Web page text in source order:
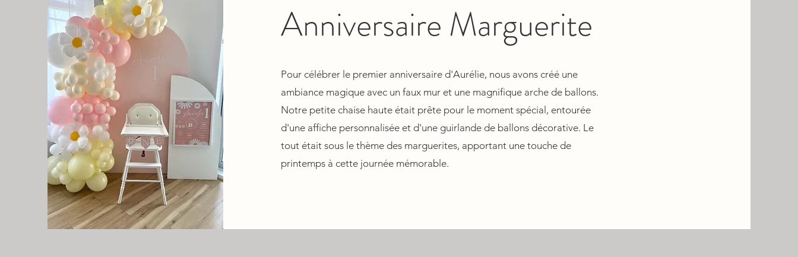
Anniversaire Marguerite
Pour célébrer le premier anniversaire d'Aurélie, nous avons créé une
ambiance magique avec un faux mur et une magnifique arche de ballons.
Notre petite chaise haute était prête pour le moment spécial, entourée
d'une affiche personnalisée et d'une guirlande de ballons décorative. Le
tout était sous le thème des marguerites, apportant une touche de
printemps à cette journée mémorable.